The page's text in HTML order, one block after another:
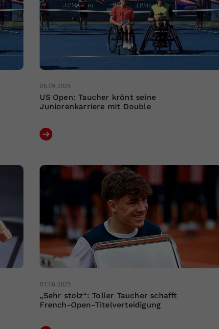
06.09.2025
US Open: Taucher krönt seine
Juniorenkarriere mit Double
07.06.2025
„Sehr stolz“: Toller Taucher schafft
French-Open-Titelverteidigung